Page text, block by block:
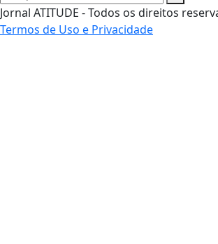
Jornal ATITUDE - Todos os direitos
Termos de Uso e Privacidade